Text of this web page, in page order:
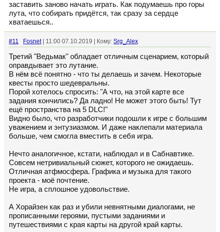
заставить заново начать играть. Как подумаешь про горы
лута, что собирать придётся, так сразу за сердце
хватаешься..
#11 Fosnet| 11:00 07.10.2019 | Кому: Srg_Alex
Третий "Ведьмак" обладает отличным сценарием, который
оправдывает это лутание.
В нём всё понятно - что ты делаешь и зачем. Некоторые
квесты просто шедевральны.
Порой хотелось спросить: "А что, на этой карте все
задания кончились? Да ладно! Не может этого быть! Тут
ещё пространства на 5 DLC!"
Видно было, что разработчики подошли к игре с большим
уважением и энтузиазмом. И даже наклепали материала
больше, чем смогла вместить в себя игра.
Нечто аналогичное, кстати, наблюдал и в Сабнавтике.
Совсем нетривиальный сюжет, которого не ожидаешь.
Отличная атфмосфера. Графика и музыка для такого
проекта - моё почтение.
Не игра, а сплошное удовольствие.
А Хорайзен как раз и убили невнятными диалогами, не
прописанными героями, пустыми заданиями и
путешествиями с края карты на другой край карты.